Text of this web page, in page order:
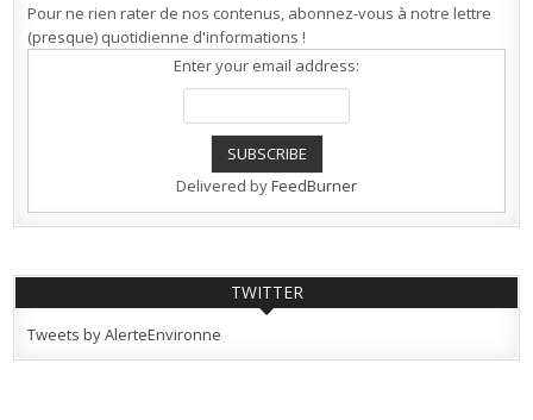
Pour ne rien rater de nos contenus, abonnez-vous à notre lettre
(presque) quotidienne d'informations !
Enter your email address:
Delivered byFeedBurner
TWITTER
Tweets by AlerteEnvironne